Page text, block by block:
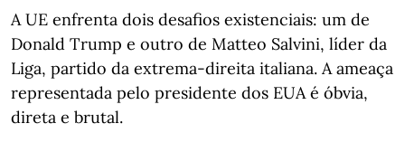
A UE enfrenta dois desafios existenciais: um de
Donald Trump e outro de Matteo Salvini, líder da
Liga, partido da extrema-direita italiana. A ameaça
representada pelo presidente dos EUA é óbvia,
direta e brutal.